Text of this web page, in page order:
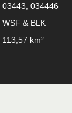
03443, 034446
WSF & BLK
113,57 km²